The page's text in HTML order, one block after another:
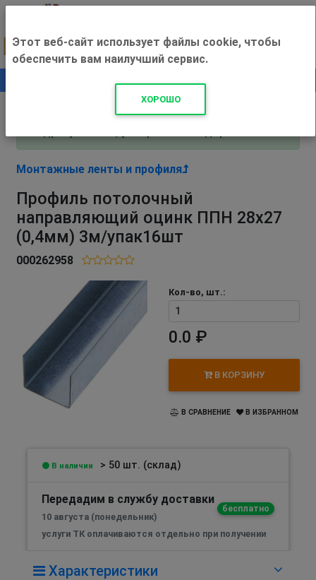
+500 ₽
Внимание! С 3 августа магазин работает по
Монтажные ленты и профиля
Профиль потолочный
направляющий оцинк ППН 28х27
(0,4мм) 3м/упак16шт
000262958
Кол-во, шт.:
0.0 ₽
В КОРЗИНУ
В СРАВНЕНИЕ В ИЗБРАННОМ
В наличии > 50 шт. (склад)
Передадим в службу доставки
бесплатно
10 августа (понедельник)
услуги ТК оплачиваются отдельно при получении
Характеристики
Этот веб-сайт использует файлы cookie, чтобы
обеспечить вам наилучший сервис.
ХОРОШО